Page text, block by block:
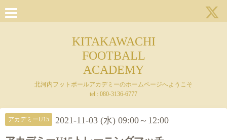
KITAKAWACHI
FOOTBALL
ACADEMY
北河内フットボールアカデミーのホームページへようこそ
tel : 080-3136-6777
アカデミーU15 2021-11-03 (水) 09:00～12:00